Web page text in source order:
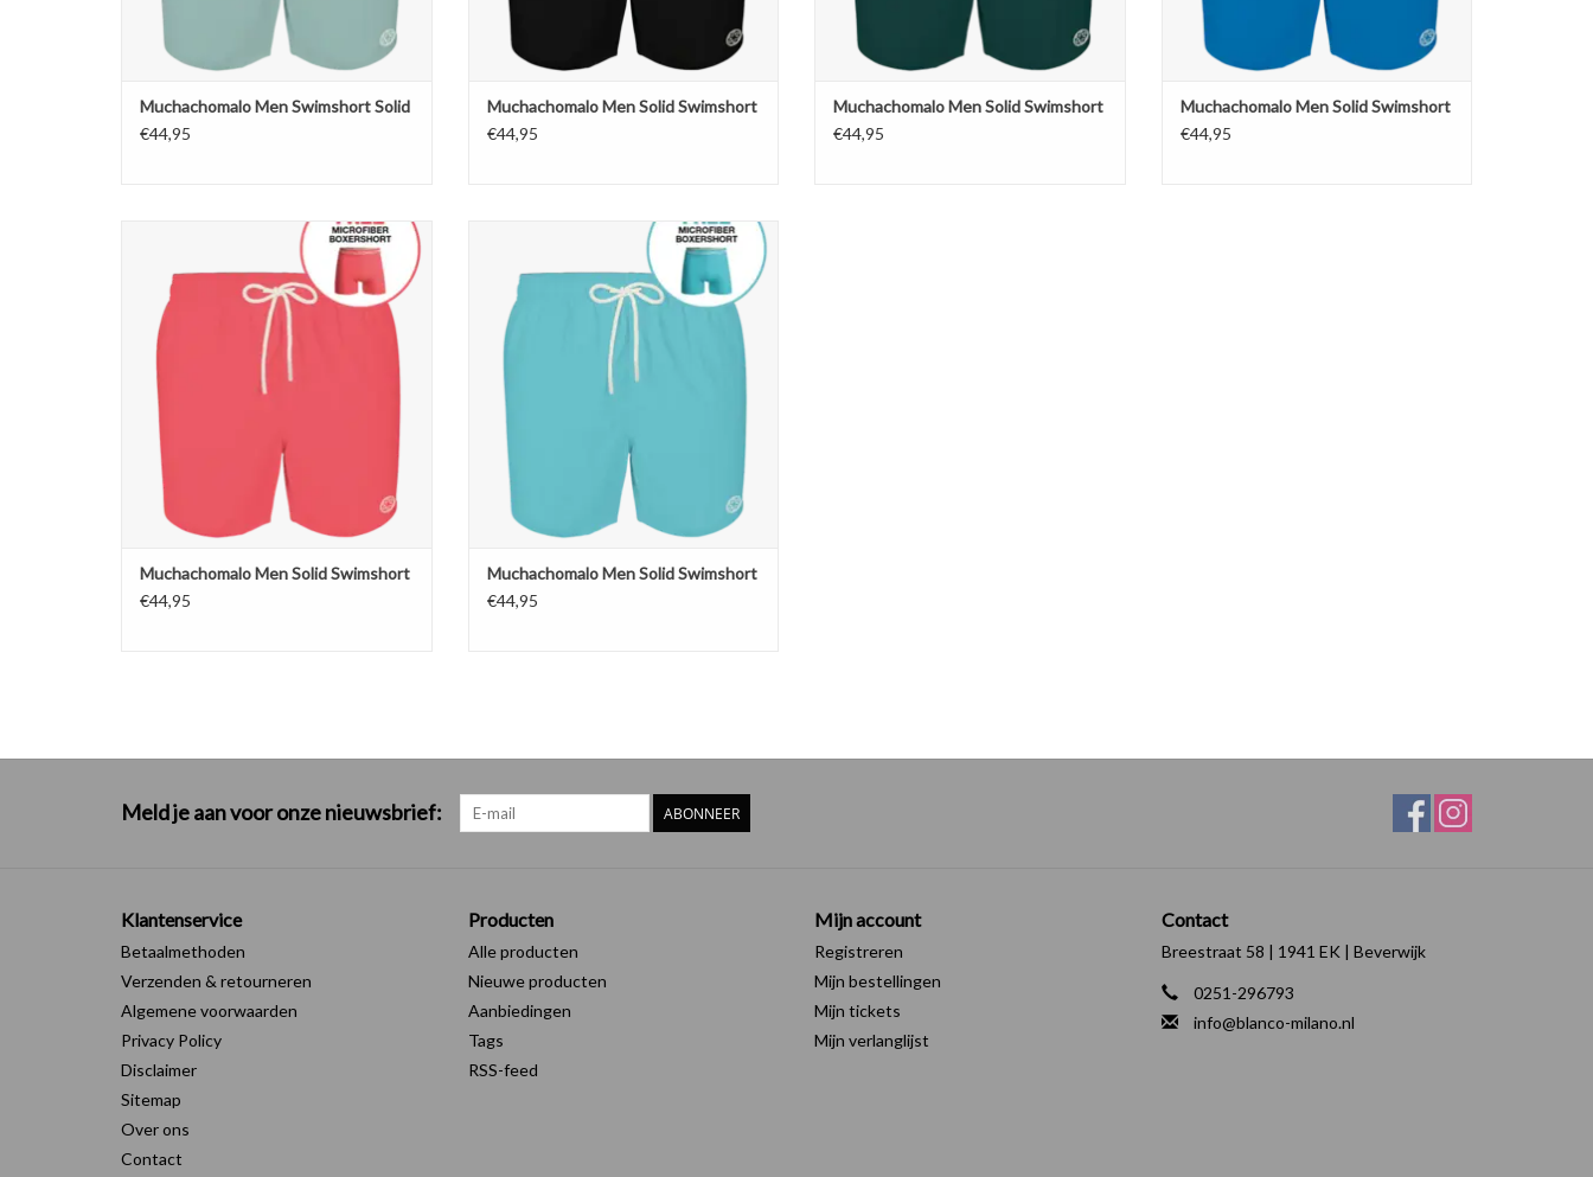
Muchachomalo Men Swimshort Solid
€44,95
Muchachomalo Men Solid Swimshort
€44,95
Muchachomalo Men Solid Swimshort
€44,95
Muchachomalo Men Solid Swimshort
€44,95
Muchachomalo Men Solid Swimshort
TOEVOEGEN AAN WINKELWAGEN
Muchachomalo Men Solid Swimshort
€44,95
Muchachomalo Men Solid Swimshort
TOEVOEGEN AAN WINKELWAGEN
Muchachomalo Men Solid Swimshort
€44,95
Meld je aan voor onze nieuwsbrief: ABONNEER
Klantenservice
Betaalmethoden
Verzenden & retourneren
Algemene voorwaarden
Privacy Policy
Disclaimer
Sitemap
Over ons
Contact
Producten
Alle producten
Nieuwe producten
Aanbiedingen
Tags
RSS-feed
Mijn account
Registreren
Mijn bestellingen
Mijn tickets
Mijn verlanglijst
Contact
Breestraat 58 | 1941 EK | Beverwijk
0251-296793
info@blanco-milano.nl